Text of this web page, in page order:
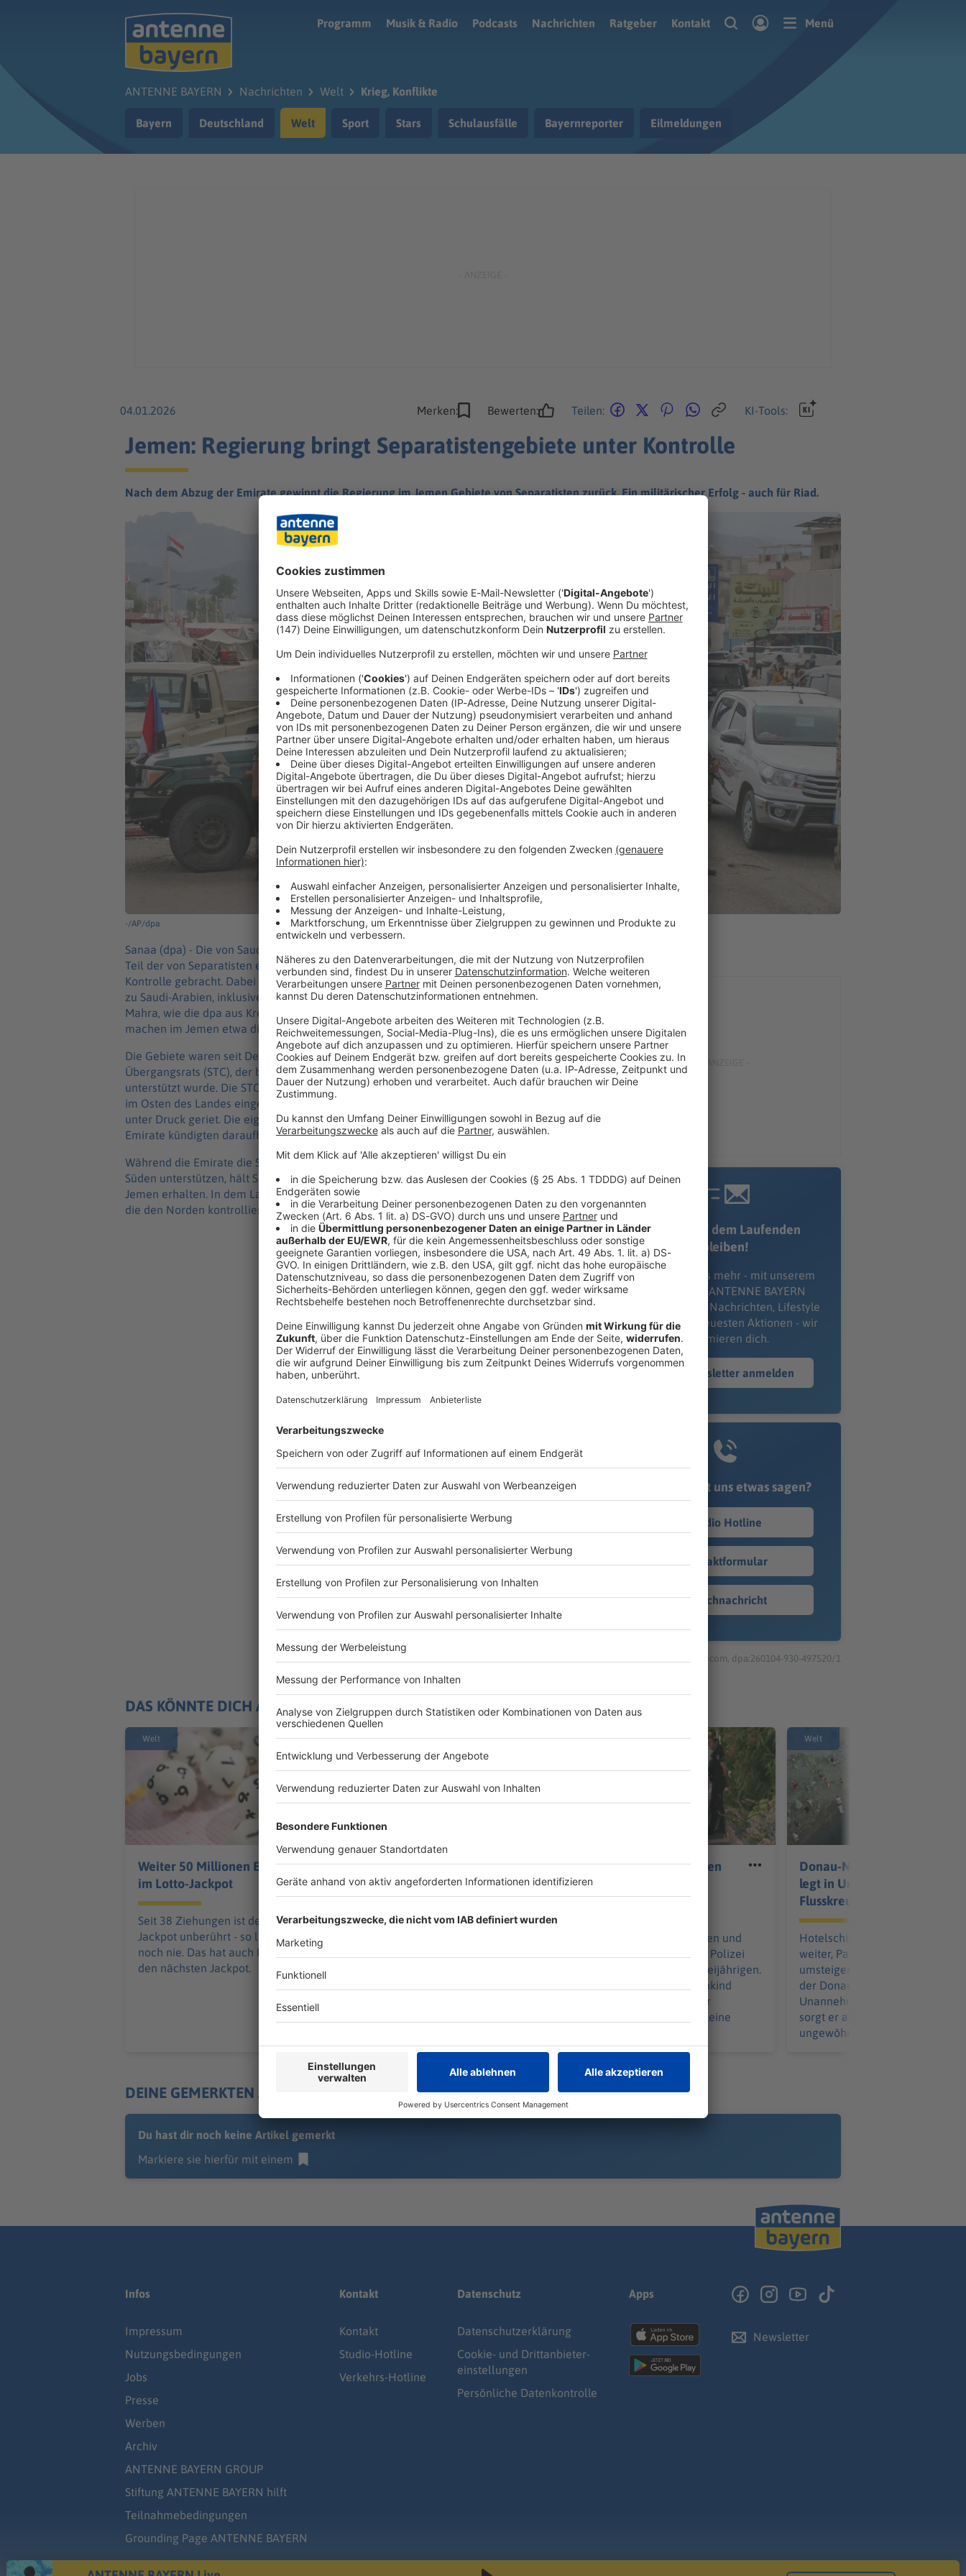
Programm
Musik & Radio Podcasts Nachrichten Ratgeber Kontakt Menü
ANTENNE BAYERN Nachrichten Welt Krieg, Konflikte
Bayern Deutschland Welt Sport Stars Schulausfälle Bayernreporter Eilmeldungen
04.01.2026 Merken: Bewerten: Teilen: KI-Tools:
Jemen: Regierung bringt Separatistengebiete unter Kontrolle
Nach dem Abzug der Emirate gewinnt die Regierung im Jemen Gebiete von Separatisten zurück. Ein militärischer Erfolg - auch für Riad.
-/AP/dpa
Sanaa (dpa) - Die von Saudi-Arabien unterstützte jemenitische Regierung hat einen großen
Teil der von Separatisten eingenommenen Gebiete im Osten des Landes wieder unter ihre
Kontrolle gebracht. Dabei handelt es sich um die ölreiche Provinz Hadramaut an der Grenze
zu Saudi-Arabien, inklusive der Provinzhauptstadt Mukalla, und um Teile der Provinz al-
Mahra, wie die dpa aus Kreisen der jemenitischen Regierung erfuhr. Beide Provinzen
machen im Jemen etwa die Hälfte der Landesfläche aus.
Die Gebiete waren seit Dezember unter der Kontrolle des sogenannten Südlichen
Übergangsrats (STC), der bis 30.12. von den Vereinigten Arabischen Emiraten militärisch
unterstützt wurde. Die STC-Separatisten hatten in den vergangenen Wochen große Gebiete
im Osten des Landes eingenommen, die auch an Saudi-Arabien grenzen, wodurch Riad
unter Druck geriet. Die eigentlich mit Saudi-Arabien verbündeten Vereinigten Arabischen
Emirate kündigten daraufhin am 30.12. den Abzug ihrer Truppen an.
Während die Emirate die Separatisten und deren Forderung nach einem unabhängigen
Süden unterstützen, hält Saudi-Arabien zur jemenitischen Regierung und will die Einheit des
Jemen erhalten. In dem Land läuft seit rund zehn Jahren ein Bürgerkrieg mit der Huthi-Miliz,
die den Norden kontrolliert und die vom Iran unterstützt wird.
Immer auf dem Laufenden
bleiben!
Verpass' nichts mehr - mit unserem
kostenlosen ANTENNE BAYERN
Newsletter. Ob Nachrichten, Lifestyle
oder unsere neuesten Aktionen - wir
informieren dich.
Zum Newsletter anmelden
Du möchtest uns etwas sagen?
Studio Hotline
Kontaktformular
Sprachnachricht
© dpa-infocom, dpa:260104-930-497520/1
DAS KÖNNTE DICH AUCH INTERESSIEREN
Welt
Weiter 50 Millionen Euro
im Lotto-Jackpot
Seit 38 Ziehungen ist der Lotto-
Jackpot unberührt - so lange wie
noch nie. Das hat auch Folgen für
den nächsten Jackpot.
Welt
Die gefährliche Lust auf
Abkühlung - deutlich
mehr Badetote
Welt
Totes Kleinkind gefunden
- Fremdverschulden
ausgeschlossen
Mit Hubschrauber, Drohnen und
vielen Helfern suchte die Polizei
nach einer vermissten Dreijährigen.
Nun wurde ein totes Kleinkind
gefunden. Es ist mit hoher
Wahrscheinlichkeit das kleine
Welt
Donau-Niedrigwasser
legt in Ungarn die
Flusskreuzer lahm
Hotelschiffe kommen nicht
weiter, Passagiere müssen
umsteigen. Der Rekord-
der Donau bedeutet für
Unannehmlichkeiten. In
sorgt er aber auch für
ungewöhnliche Phänomene.
DEINE GEMERKTEN ARTIKEL
Du hast dir noch keine Artikel gemerkt
Markiere sie hierfür mit einem
Infos
Impressum
Nutzungsbedingungen
Jobs
Presse
Werben
Archiv
ANTENNE BAYERN GROUP
Stiftung ANTENNE BAYERN hilft
Teilnahmebedingungen
Grounding Page ANTENNE BAYERN
Kontakt
Kontakt
Studio-Hotline
Verkehrs-Hotline
Datenschutz
Datenschutz­erklärung
Cookie- und Drittanbieter-
einstellungen
Persönliche Datenkontrolle
Apps
Newsletter